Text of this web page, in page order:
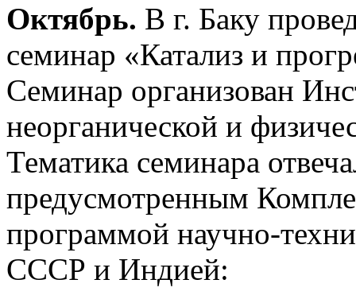
Октябрь. В г. Баку
семинар «Катализ и
Семинар организован
неорганической и
Тематика семинара
предусмотренным
программой научно-
СССР и Индией: